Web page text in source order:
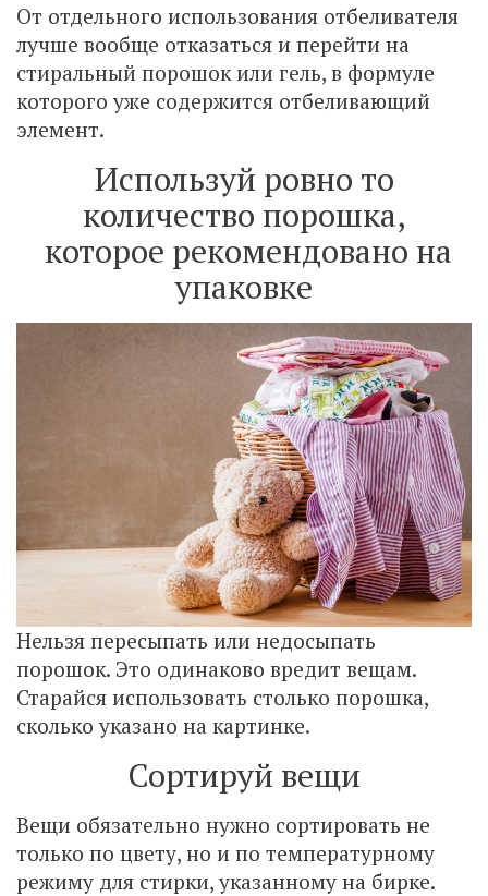
От отдельного использования отбеливателя
лучше вообще отказаться и перейти на
стиральный порошок или гель, в формуле
которого уже содержится отбеливающий
элемент.
Используй ровно то
количество порошка,
которое рекомендовано на
упаковке
Нельзя пересыпать или недосыпать
порошок. Это одинаково вредит вещам.
Старайся использовать столько порошка,
сколько указано на картинке.
Сортируй вещи
Вещи обязательно нужно сортировать не
только по цвету, но и по температурному
режиму для стирки, указанному на бирке.